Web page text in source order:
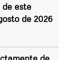
de este
de 2026
de